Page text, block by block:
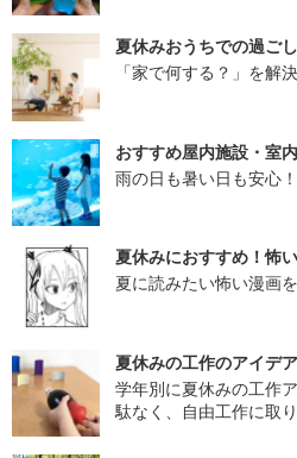
夏休みおうちでの過ご
「家で何する？」を解
おすすめ屋内施設・室
雨の日も暑い日も安心
夏休みにおすすめ！怖
夏に読みたい怖い漫画
夏休みの工作のアイデ
学年別に夏休みの工作
駄なく、自由工作に取